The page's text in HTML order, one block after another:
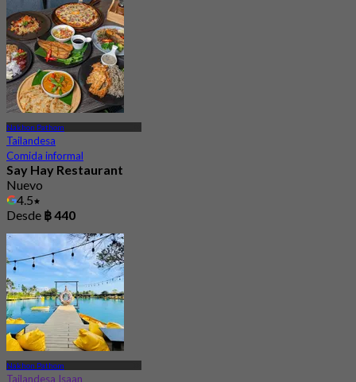
Nakhon Pathom
Tailandesa
Comida informal
Say Hay Restaurant
Nuevo
4.5
Desde ฿ 440
Nakhon Pathom
Tailandesa Isaan